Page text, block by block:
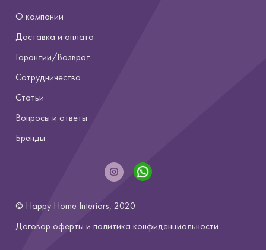
О компании
Доставка и оплата
Гарантии/Возврат
Сотрудничество
Статьи
Вопросы и ответы
Бренды
© Happy Home Interiors, 2020
Договор оферты и политика конфиденциальности